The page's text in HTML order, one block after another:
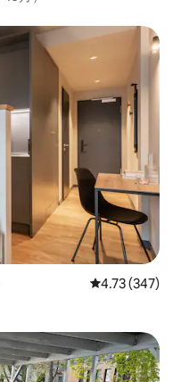
平均评分 4.73
4.73 (347)